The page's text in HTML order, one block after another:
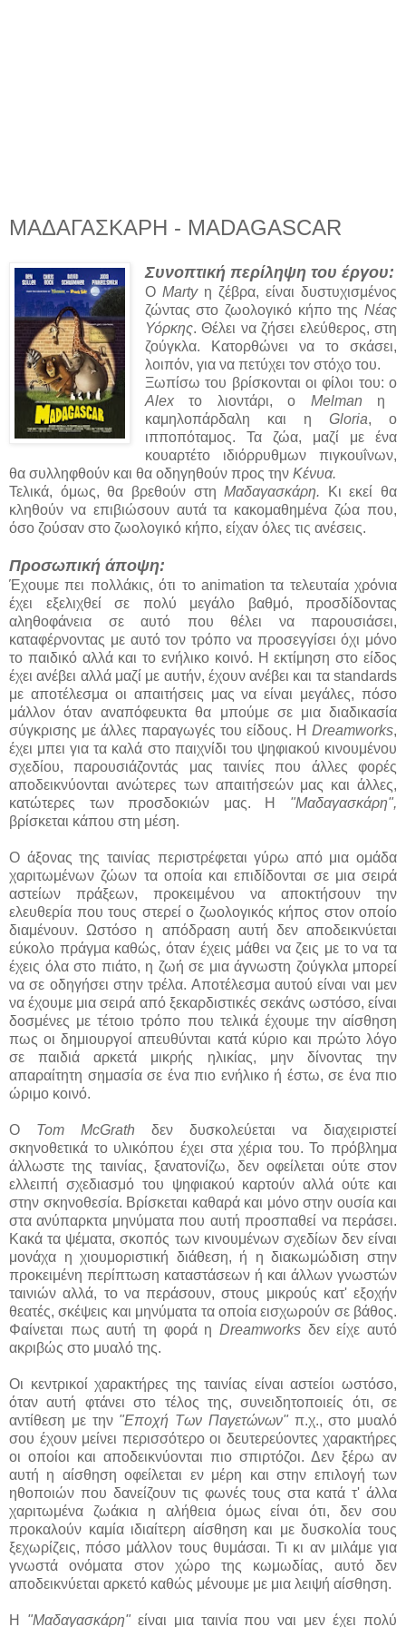
ΜΑΔΑΓΑΣΚΑΡΗ - MADAGASCAR
Συνοπτική περίληψη του έργου:
Ο Martyη ζέβρα, είναι δυστυχισμένος
ζώντας στο ζωολογικό κήπο της Νέας
Υόρκης. Θέλει να ζήσει ελεύθερος, στη
ζούγκλα. Κατορθώνει να το σκάσει,
λοιπόν, για να πετύχει τον στόχο του.
Ξωπίσω του βρίσκονται οι φίλοι του: ο
Alexτο λιοντάρι, ο Melman η
καμηλοπάρδαλη και η Gloria, ο
ιπποπόταμος. Τα ζώα, μαζί με ένα
κουαρτέτο ιδιόρρυθμων πιγκουΐνων,
θα συλληφθούν και θα οδηγηθούν προς την Κένυα.
Τελικά, όμως, θα βρεθούν στηΜαδαγασκάρη. Κι εκεί θα
κληθούν να επιβιώσουν αυτά τα κακομαθημένα ζώα που,
όσο ζούσαν στο ζωολογικό κήπο, είχαν όλες τις ανέσεις.
Προσωπική άποψη:
Έχουμε πει πολλάκις, ότι το animation τα τελευταία χρόνια
έχει εξελιχθεί σε πολύ μεγάλο βαθμό, προσδίδοντας
αληθοφάνεια σε αυτό που θέλει να παρουσιάσει,
καταφέρνοντας με αυτό τον τρόπο να προσεγγίσει όχι μόνο
το παιδικό αλλά και το ενήλικο κοινό. Η εκτίμηση στο είδος
έχει ανέβει αλλά μαζί με αυτήν, έχουν ανέβει και τα standards
με αποτέλεσμα οι απαιτήσεις μας να είναι μεγάλες, πόσο
μάλλον όταν αναπόφευκτα θα μπούμε σε μια διαδικασία
σύγκρισης με άλλες παραγωγές του είδους. Η Dreamworks,
έχει μπει για τα καλά στο παιχνίδι του ψηφιακού κινουμένου
σχεδίου, παρουσιάζοντάς μας ταινίες που άλλες φορές
αποδεικνύονται ανώτερες των απαιτήσεών μας και άλλες,
κατώτερες των προσδοκιών μας. Η "Μαδαγασκάρη",
βρίσκεται κάπου στη μέση.
Ο άξονας της ταινίας περιστρέφεται γύρω από μια ομάδα
χαριτωμένων ζώων τα οποία και επιδίδονται σε μια σειρά
αστείων πράξεων, προκειμένου να αποκτήσουν την
ελευθερία που τους στερεί ο ζωολογικός κήπος στον οποίο
διαμένουν. Ωστόσο η απόδραση αυτή δεν αποδεικνύεται
εύκολο πράγμα καθώς, όταν έχεις μάθει να ζεις με το να τα
έχεις όλα στο πιάτο, η ζωή σε μια άγνωστη ζούγκλα μπορεί
να σε οδηγήσει στην τρέλα. Αποτέλεσμα αυτού είναι ναι μεν
να έχουμε μια σειρά από ξεκαρδιστικές σεκάνς ωστόσο, είναι
δοσμένες με τέτοιο τρόπο που τελικά έχουμε την αίσθηση
πως οι δημιουργοί απευθύνται κατά κύριο και πρώτο λόγο
σε παιδιά αρκετά μικρής ηλικίας, μην δίνοντας την
απαραίτητη σημασία σε ένα πιο ενήλικο ή έστω, σε ένα πιο
ώριμο κοινό.
Ο Tom McGrath δεν δυσκολεύεται να διαχειριστεί
σκηνοθετικά το υλικόπου έχει στα χέρια του. Το πρόβλημα
άλλωστε της ταινίας, ξανατονίζω, δεν οφείλεται ούτε στον
ελλειπή σχεδιασμό του ψηφιακού καρτούν αλλά ούτε και
στην σκηνοθεσία. Βρίσκεται καθαρά και μόνο στην ουσία και
στα ανύπαρκτα μηνύματα που αυτή προσπαθεί να περάσει.
Κακά τα ψέματα, σκοπός των κινουμένων σχεδίων δεν είναι
μονάχα η χιουμοριστική διάθεση, ή η διακωμώδιση στην
προκειμένη περίπτωση καταστάσεων ή και άλλων γνωστών
ταινιών αλλά, το να περάσουν, στους μικρούς κατ' εξοχήν
θεατές, σκέψεις και μηνύματα τα οποία εισχωρούν σε βάθος.
Φαίνεται πως αυτή τη φορά η Dreamworks δεν είχε αυτό
ακριβώς στο μυαλό της.
Οι κεντρικοί χαρακτήρες της ταινίας είναι αστείοι ωστόσο,
όταν αυτή φτάνει στο τέλος της, συνειδητοποιείς ότι, σε
αντίθεση με την "Εποχή Των Παγετώνων" π.χ., στο μυαλό
σου έχουν μείνει περισσότερο οι δευτερεύοντες χαρακτήρες
οι οποίοι και αποδεικνύονται πιο σπιρτόζοι. Δεν ξέρω αν
αυτή η αίσθηση οφείλεται εν μέρη και στην επιλογή των
ηθοποιών που δανείζουν τις φωνές τους στα κατά τ' άλλα
χαριτωμένα ζωάκια η αλήθεια όμως είναι ότι, δεν σου
προκαλούν καμία ιδιαίτερη αίσθηση και με δυσκολία τους
ξεχωρίζεις, πόσο μάλλον τους θυμάσαι. Τι κι αν μιλάμε για
γνωστά ονόματα στον χώρο της κωμωδίας, αυτό δεν
αποδεικνύεται αρκετό καθώς μένουμε με μια λειψή αίσθηση.
Η "Μαδαγασκάρη"είναι μια ταινία που ναι μεν έχει πολύ